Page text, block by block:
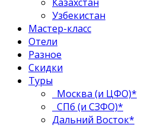
Узбекистан
Мастер-класс
Отели
Разное
Скидки
Туры
Москва (и ЦФО)*
СПб (и СЗФО)*
Дальний Восток*